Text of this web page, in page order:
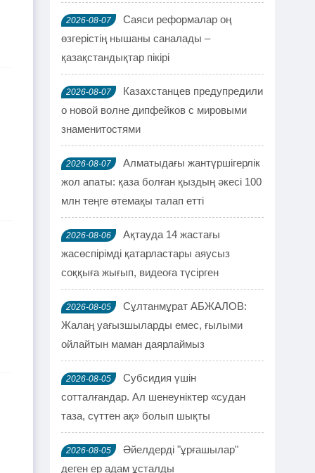
2026-08-07
Саяси реформалар оң
өзгерістің нышаны саналады –
қазақстандықтар пікірі
2026-08-07
Казахстанцев предупредили
о новой волне дипфейков с мировыми
знаменитостями
2026-08-07
Алматыдағы жантүршігерлік
жол апаты: қаза болған қыздың әкесі 100
млн теңге өтемақы талап етті
2026-08-06
Ақтауда 14 жастағы
жасөспірімді қатарластары аяусыз
соққыға жығып, видеоға түсірген
2026-08-05
Сұлтанмұрат АБЖАЛОВ:
Жалаң уағызшыларды емес, ғылыми
ойлайтын маман даярлаймыз
2026-08-05
Субсидия үшін
сотталғандар. Ал шенеуніктер «судан
таза, сүттен ақ» болып шықты
2026-08-05
Әйелдерді "ұрғашылар"
деген ер адам ұсталды